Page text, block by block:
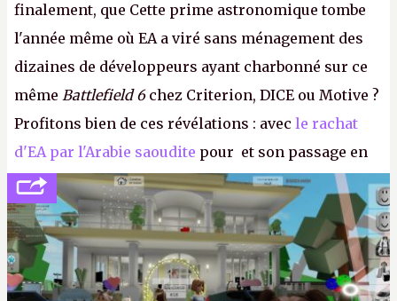
finalement, que Cette prime astronomique tombe
l'année même où EA a viré sans ménagement des
dizaines de développeurs ayant charbonné sur ce
même Battlefield 6chez Criterion, DICE ou Motive ?
Profitons bien de ces révélations : avec le rachat
d'EA par l'Arabie saoudite pour et son passage en
société privée, l'éditeur n'aura bientôt plus
l'obligation de publier ses bilans. Encore une
victoire pour la transparence.P.